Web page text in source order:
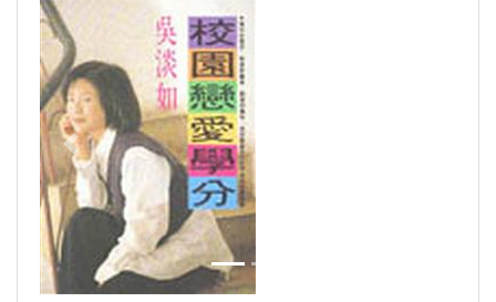
Previous